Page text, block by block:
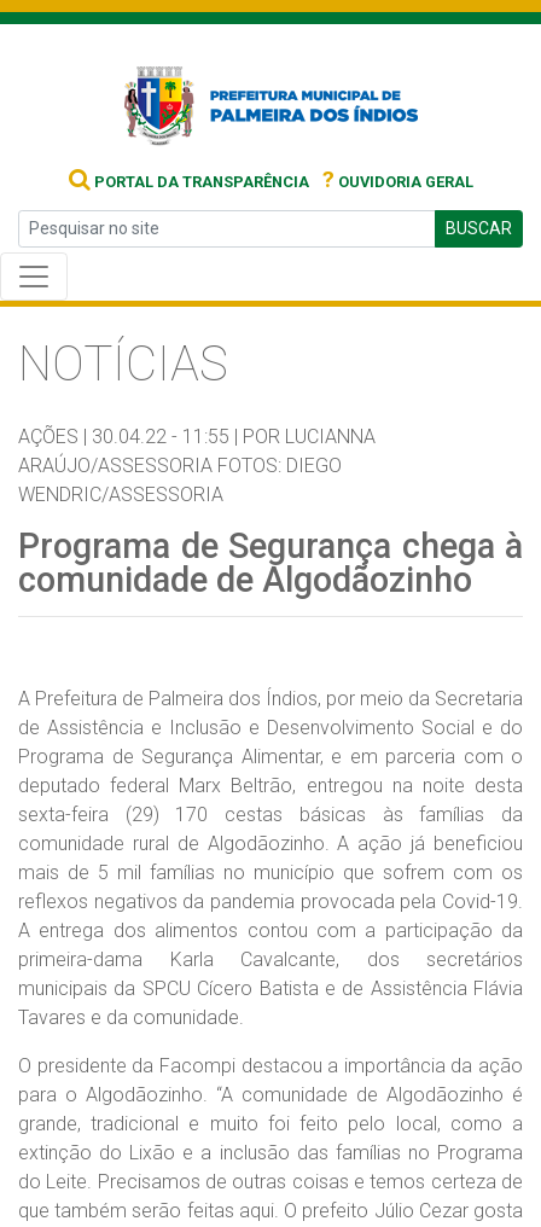
PORTAL DA TRANSPARÊNCIA ? OUVIDORIA GERAL
BUSCAR
NOTÍCIAS
AÇÕES | 30.04.22 - 11:55 | POR LUCIANNA
ARAÚJO/ASSESSORIA FOTOS: DIEGO
WENDRIC/ASSESSORIA
Programa de Segurança chega à
comunidade de Algodãozinho
A Prefeitura de Palmeira dos Índios, por meio da Secretaria
de Assistência e Inclusão e Desenvolvimento Social e do
Programa de Segurança Alimentar, e em parceria com o
deputado federal Marx Beltrão, entregou na noite desta
sexta-feira (29) 170 cestas básicas às famílias da
comunidade rural de Algodãozinho. A ação já beneficiou
mais de 5 mil famílias no município que sofrem com os
reflexos negativos da pandemia provocada pela Covid-19.
A entrega dos alimentos contou com a participação da
primeira-dama Karla Cavalcante, dos secretários
municipais da SPCU Cícero Batista e de Assistência Flávia
Tavares e da comunidade.
O presidente da Facompi destacou a importância da ação
para o Algodãozinho. “A comunidade de Algodãozinho é
grande, tradicional e muito foi feito pelo local, como a
extinção do Lixão e a inclusão das famílias no Programa
do Leite. Precisamos de outras coisas e temos certeza de
que também serão feitas aqui. O prefeito Júlio Cezar gosta